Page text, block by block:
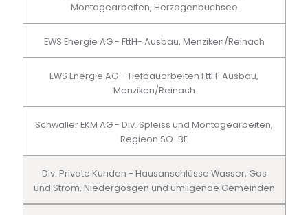
Montagearbeiten, Herzogenbuchsee
EWS Energie AG - FttH- Ausbau, Menziken/Reinach
EWS Energie AG - Tiefbauarbeiten FttH-Ausbau,
Menziken/Reinach
Schwaller EKM AG - Div. Spleiss und Montagearbeiten,
Regieon SO-BE
Div. Private Kunden - Hausanschlüsse Wasser, Gas
und Strom, Niedergösgen und umligende Gemeinden